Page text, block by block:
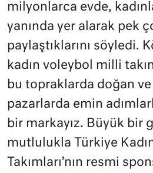
milyonlarca evde,
yanında yer alarak pek
paylaştıklarını söyledi.
kadın voleybol milli
bu topraklarda doğan ve
pazarlarda emin
bir markayız. Büyük bir
mutlulukla Türkiye
Takımları’nın resmi